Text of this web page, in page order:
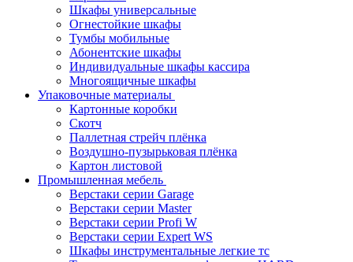
Шкафы универсальные
Огнестойкие шкафы
Тумбы мобильные
Абонентские шкафы
Индивидуальные шкафы кассира
Многоящичные шкафы
Упаковочные материалы
Картонные коробки
Скотч
Паллетная стрейч плёнка
Воздушно-пузырьковая плёнка
Картон листовой
Промышленная мебель
Верстаки серии Garage
Верстаки серии Master
Верстаки серии Profi W
Верстаки серии Expert WS
Шкафы инструментальные легкие тс